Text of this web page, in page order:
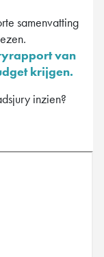
samenvatting
van
krijgen.
inzien?